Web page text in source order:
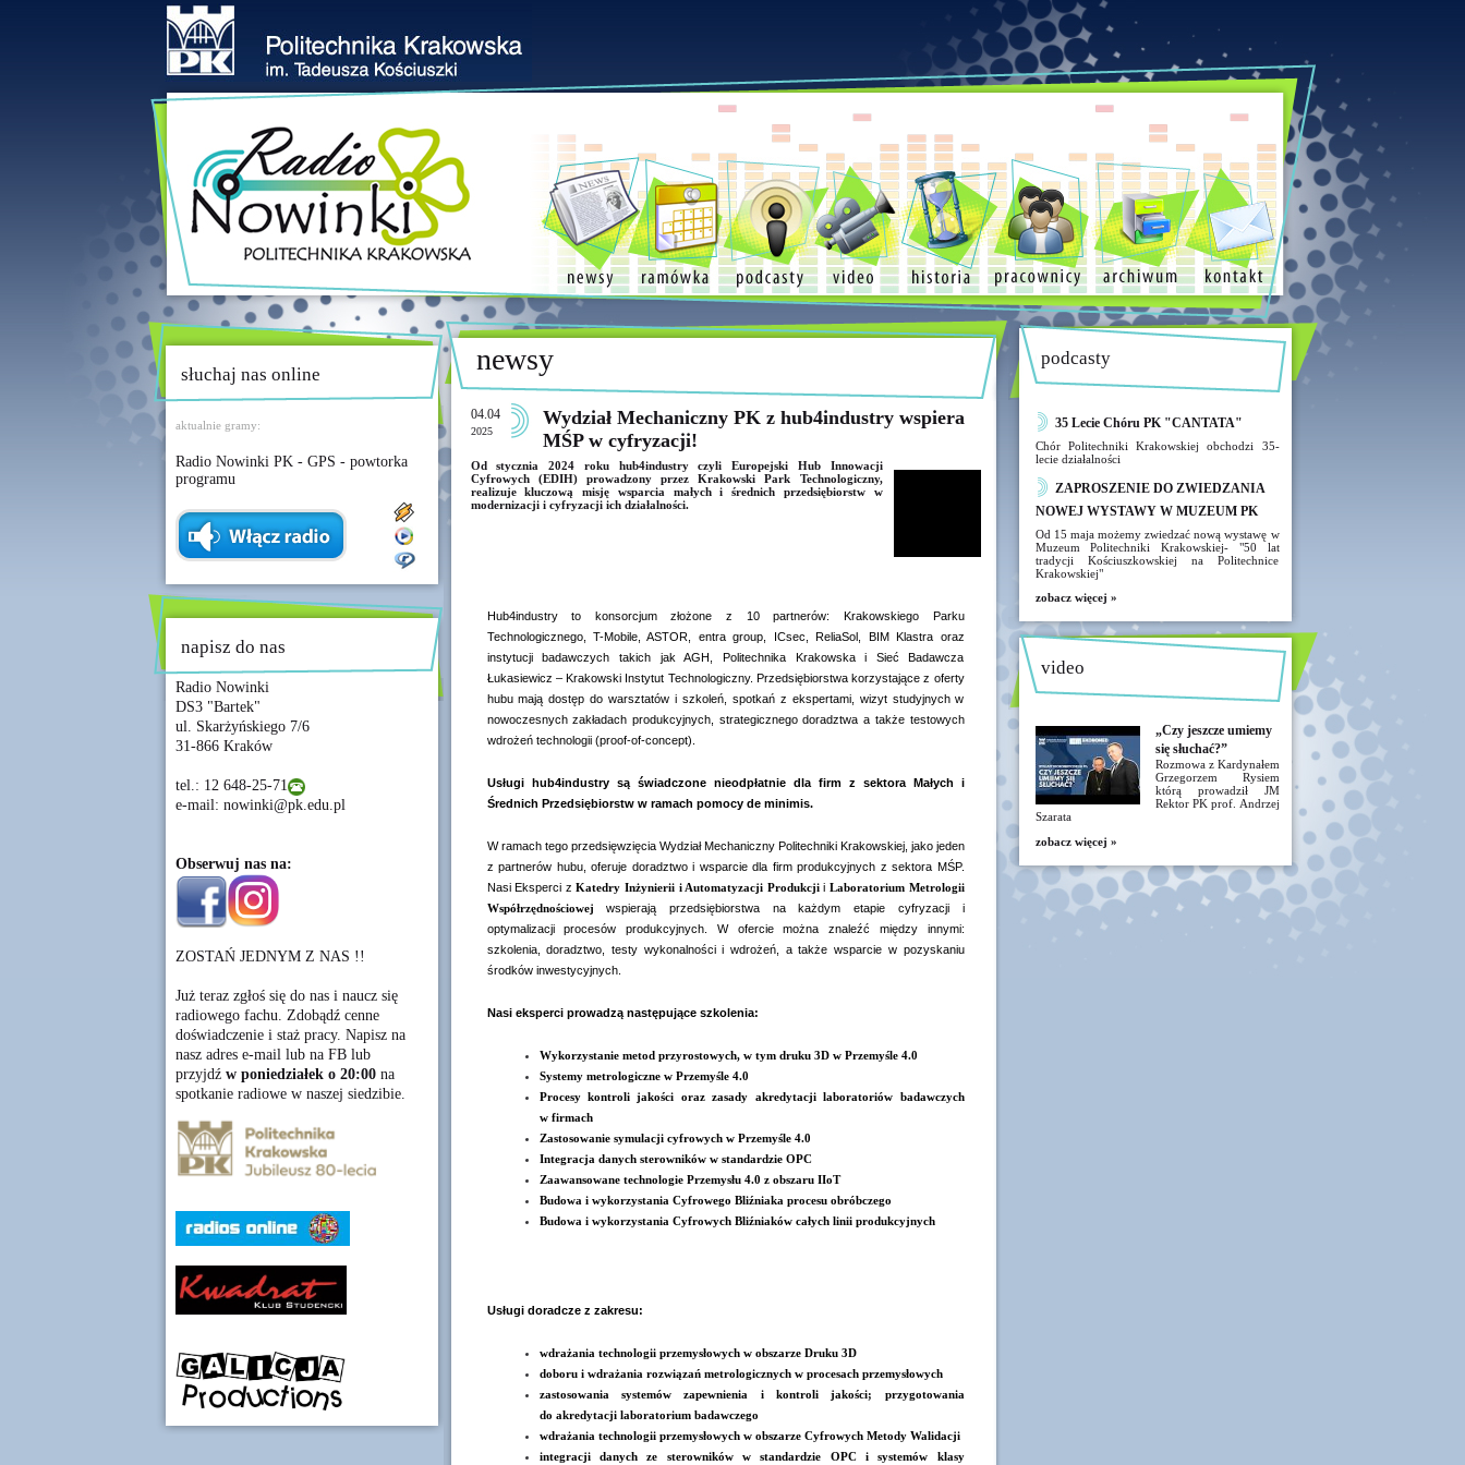
słuchaj nas online
aktualnie gramy:
Radio Nowinki PK - GPS - powtorka
programu
napisz do nas
Radio Nowinki
DS3 "Bartek"
ul. Skarżyńskiego 7/6
31-866 Kraków
tel.: 12 648-25-71
e-mail: nowinki@pk.edu.pl
Obserwuj nas na:
ZOSTAŃ JEDNYM Z NAS !!
Już teraz zgłoś się do nas i naucz się
radiowego fachu. Zdobądź cenne
doświadczenie i staż pracy. Napisz na
nasz adres e-mail lub na FB lub
przyjdź w poniedziałek o 20:00na
spotkanie radiowe w naszej siedzibie.
newsy
04.04
2025
Wydział Mechaniczny PK z hub4industry wspiera
MŚP w cyfryzacji!
Od stycznia 2024 roku hub4industry czyli Europejski Hub Innowacji
Cyfrowych (EDIH) prowadzony przez Krakowski Park Technologiczny,
realizuje kluczową misję wsparcia małych i średnich przedsiębiorstw w
modernizacji i cyfryzacji ich działalności.
Hub4industry to konsorcjum złożone z 10 partnerów: Krakowskiego Parku
Technologicznego, T-Mobile, ASTOR, entra group, ICsec, ReliaSol, BIM Klastra oraz
instytucji badawczych takich jak AGH, Politechnika Krakowska i Sieć Badawcza
Łukasiewicz – Krakowski Instytut Technologiczny. Przedsiębiorstwa korzystające z oferty
hubu mają dostęp do warsztatów i szkoleń, spotkań z ekspertami, wizyt studyjnych w
nowoczesnych zakładach produkcyjnych, strategicznego doradztwa a także testowych
wdrożeń technologii (proof-of-concept).
Usługi hub4industry są świadczone nieodpłatnie dla firm z sektora Małych i
Średnich Przedsiębiorstw w ramach pomocy de minimis.
W ramach tego przedsięwzięcia Wydział Mechaniczny Politechniki Krakowskiej, jako jeden
z partnerów hubu, oferuje doradztwo i wsparcie dla firm produkcyjnych z sektora MŚP.
Nasi Eksperci zKatedry Inżynierii i Automatyzacji Produkcjii Laboratorium Metrologii
Współrzędnościowejwspierają przedsiębiorstwa na każdym etapie cyfryzacji i
optymalizacji procesów produkcyjnych. W ofercie można znaleźć między innymi:
szkolenia, doradztwo, testy wykonalności i wdrożeń, a także wsparcie w pozyskaniu
środków inwestycyjnych.
Nasi eksperci prowadzą następujące szkolenia:
Wykorzystanie metod przyrostowych, w tym druku 3D w Przemyśle 4.0
Systemy metrologiczne w Przemyśle 4.0
Procesy kontroli jakości oraz zasady akredytacji laboratoriów badawczych
w firmach
Zastosowanie symulacji cyfrowych w Przemyśle 4.0
Integracja danych sterowników w standardzie OPC
Zaawansowane technologie Przemysłu 4.0 z obszaru IIoT
Budowa i wykorzystania Cyfrowego Bliźniaka procesu obróbczego
Budowa i wykorzystania Cyfrowych Bliźniaków całych linii produkcyjnych
Usługi doradcze z zakresu:
wdrażania technologii przemysłowych w obszarze Druku 3D
doboru i wdrażania rozwiązań metrologicznych w procesach przemysłowych
zastosowania systemów zapewnienia i kontroli jakości; przygotowania
do akredytacji laboratorium badawczego
wdrażania technologii przemysłowych w obszarze Cyfrowych Metody Walidacji
integracji danych ze sterowników w standardzie OPC i systemów klasy
podcasty
35 Lecie Chóru PK "CANTATA"
Chór Politechniki Krakowskiej obchodzi 35-
lecie działalności
ZAPROSZENIE DO ZWIEDZANIA
NOWEJ WYSTAWY W MUZEUM PK
Od 15 maja możemy zwiedzać nową wystawę w
Muzeum Politechniki Krakowskiej- "50 lat
tradycji Kościuszkowskiej na Politechnice
Krakowskiej"
zobacz więcej »
video
„Czy jeszcze umiemy
się słuchać?”
Rozmowa z Kardynałem
Grzegorzem Rysiem
którą prowadził JM
Rektor PK prof. Andrzej
Szarata
zobacz więcej »